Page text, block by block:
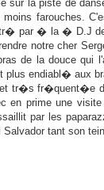
la piste de
moins farouches.
par � la � D.J
notre cher
de la douce
plus endiabl� aux
tr�s fr�quent�e
en prime une
par les
Salvador tant son